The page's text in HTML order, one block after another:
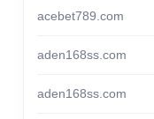
acebet789.com
aden168ss.com
aden168ss.com